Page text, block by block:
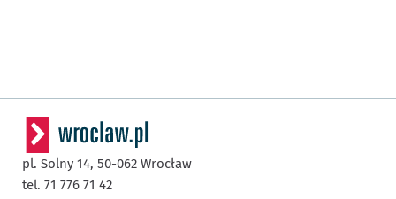
pl. Solny 14, 50-062 Wrocław
tel. 71 776 71 42